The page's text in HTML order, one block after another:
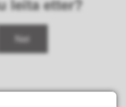
leita etter?
Nei